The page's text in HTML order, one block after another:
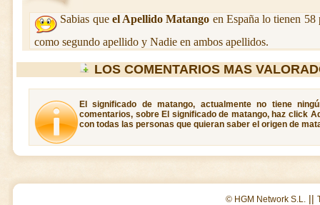
Sabias que el Apellido Matango en España lo tienen
como segundo apellido y Nadie en ambos apellidos.
LOS COMENTARIOS MAS
El significado de matango, actualmente no tiene
comentarios, sobre El significado de matango, haz click
con todas las personas que quieran saber el origen de
© HGM Network S.L. ||